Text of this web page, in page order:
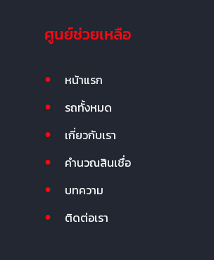
ศูนย์ช่วยเหลือ
หน้าแรก
รถทั้งหมด
เกี่ยวกับเรา
คำนวณสินเชื่อ
บทความ
ติดต่อเรา